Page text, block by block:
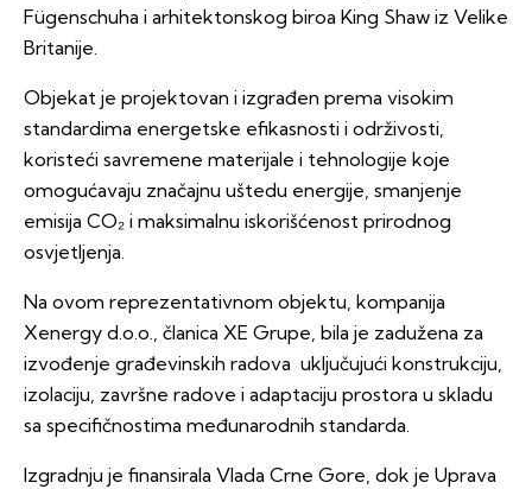
Fügenschuha i arhitektonskog biroa King Shaw iz Velike
Britanije.
Objekat je projektovan i izgrađen prema visokim
standardima energetske efikasnosti i održivosti,
koristeći savremene materijale i tehnologije koje
omogućavaju značajnu uštedu energije, smanjenje
emisija CO₂ i maksimalnu iskorišćenost prirodnog
osvjetljenja.
Na ovom reprezentativnom objektu, kompanija
Xenergy d.o.o., članica XE Grupe, bila je zadužena za
izvođenje građevinskih radova uključujući konstrukciju,
izolaciju, završne radove i adaptaciju prostora u skladu
sa specifičnostima međunarodnih standarda.
Izgradnju je finansirala Vlada Crne Gore, dok je Uprava